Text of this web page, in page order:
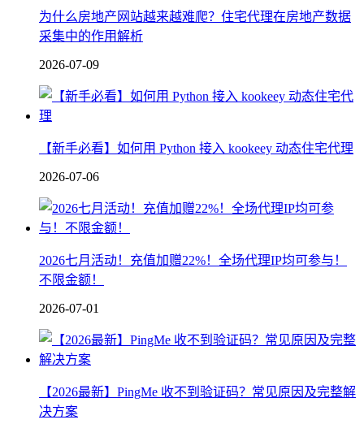
为什么房地产网站越来越难爬？住宅代理在房地产数据
采集中的作用解析
2026-07-09
【新手必看】如何用 Python 接入 kookeey 动态住宅代理
2026-07-06
2026七月活动！充值加赠22%！全场代理IP均可参与！
不限金额！
2026-07-01
【2026最新】PingMe 收不到验证码？常见原因及完整解
决方案